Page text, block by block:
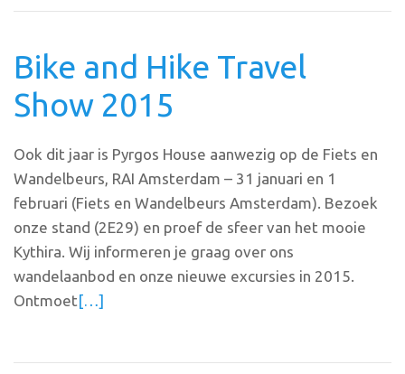
Bike and Hike Travel
Show 2015
Ook dit jaar is Pyrgos House aanwezig op de Fiets en
Wandelbeurs, RAI Amsterdam – 31 januari en 1
februari (Fiets en Wandelbeurs Amsterdam). Bezoek
onze stand (2E29) en proef de sfeer van het mooie
Kythira. Wij informeren je graag over ons
wandelaanbod en onze nieuwe excursies in 2015.
Ontmoet[…]